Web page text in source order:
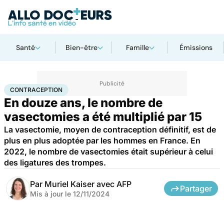
Santé Bien-être Famille Émissions
AccueilBien-êtreSexo Contraception
CONTRACEPTION
En douze ans, le nombre de
vasectomies a été multiplié par 15
La vasectomie, moyen de contraception définitif, est de
plus en plus adoptée par les hommes en France. En
2022, le nombre de vasectomies était supérieur à celui
des ligatures des trompes.
Par Muriel Kaiser avec AFP
Mis à jour le 12/11/2024
Partager